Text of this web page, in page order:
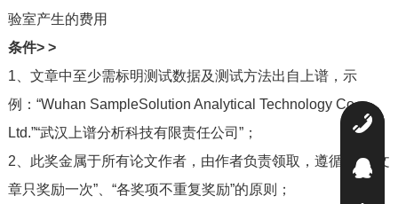
验室产生的费用
条件> >
1、文章中至少需标明测试数据及测试方法出自上谱，示
例：“Wuhan SampleSolution Analytical Technology Co.,
Ltd.”“武汉上谱分析科技有限责任公司”；
2、此奖金属于所有论文作者，由作者负责领取，遵循“一篇文
章只奖励一次”、“各奖项不重复奖励”的原则；